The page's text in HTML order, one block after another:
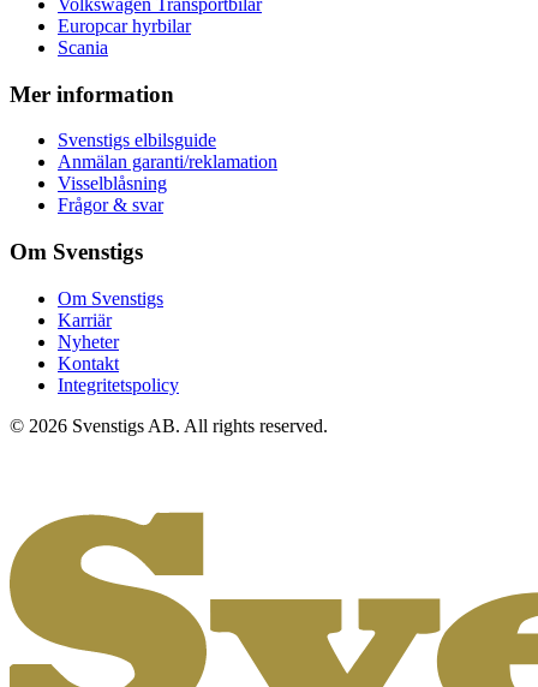
Volkswagen Transportbilar
Europcar hyrbilar
Scania
Mer information
Svenstigs elbilsguide
Anmälan garanti/reklamation
Visselblåsning
Frågor & svar
Om Svenstigs
Om Svenstigs
Karriär
Nyheter
Kontakt
Integritetspolicy
© 2026 Svenstigs AB. All rights reserved.